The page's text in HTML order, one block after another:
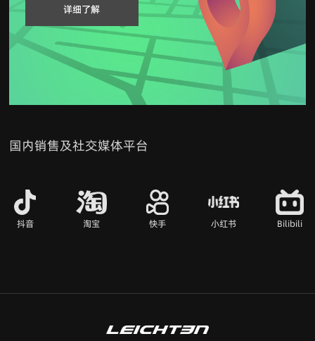
详细了解
国内销售及社交媒体平台
抖音 淘宝 快手 小红书 Bilibili